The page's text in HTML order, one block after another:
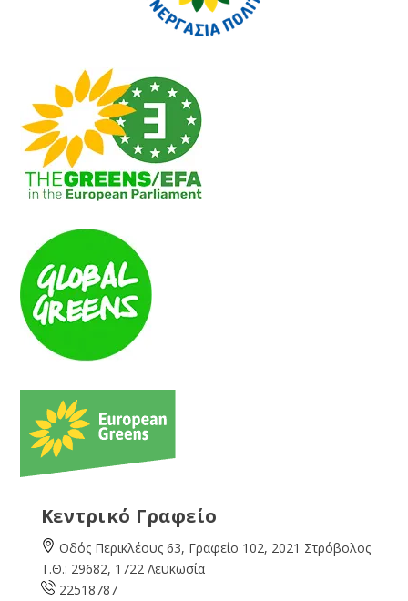
Κεντρικό Γραφείο
Οδός Περικλέους 63, Γραφείο 102, 2021 Στρόβολος
Τ.Θ.: 29682, 1722 Λευκωσία
22518787